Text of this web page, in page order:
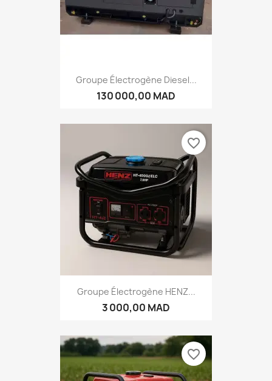
Groupe Électrogène Diesel...
130 000,00 MAD
Groupe Électrogène HENZ...
3 000,00 MAD
favorite_border
favorite_border